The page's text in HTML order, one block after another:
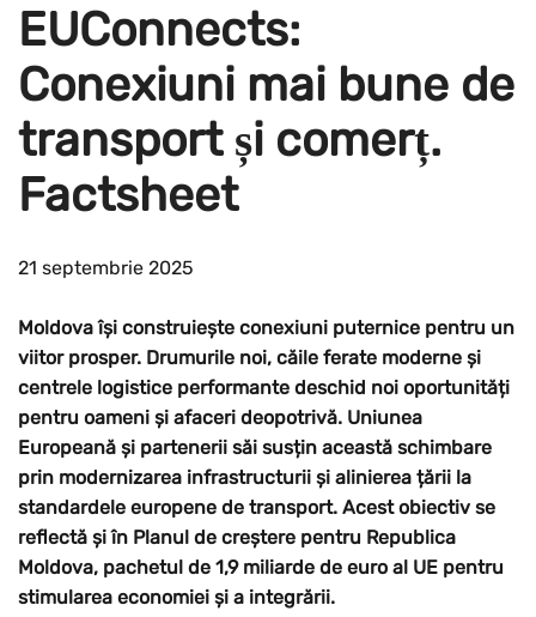
EUConnects:
Conexiuni mai bune de
transport și comerț.
Factsheet
21 septembrie 2025
Moldova își construiește conexiuni puternice pentru un
viitor prosper. Drumurile noi, căile ferate moderne și
centrele logistice performante deschid noi oportunități
pentru oameni și afaceri deopotrivă. Uniunea
Europeană și partenerii săi susțin această schimbare
prin modernizarea infrastructurii și alinierea țării la
standardele europene de transport. Acest obiectiv se
reflectă și în Planul de creștere pentru Republica
Moldova, pachetul de 1,9 miliarde de euro al UE pentru
stimularea economiei și a integrării.